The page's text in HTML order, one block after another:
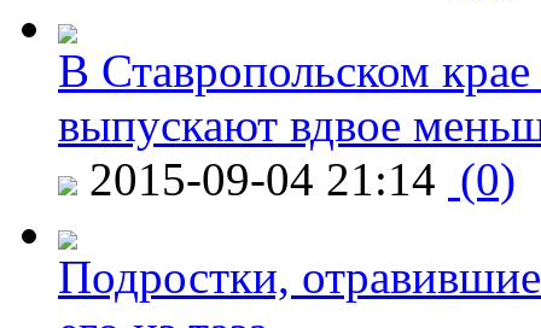
В Ставропольском
выпускают вдвое
2015-09-04 21:14 (0)
Подростки,